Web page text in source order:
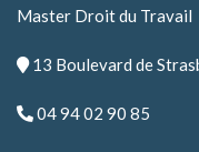
Master Droit du Travail
13 Boulevard de
04 94 02 90 85